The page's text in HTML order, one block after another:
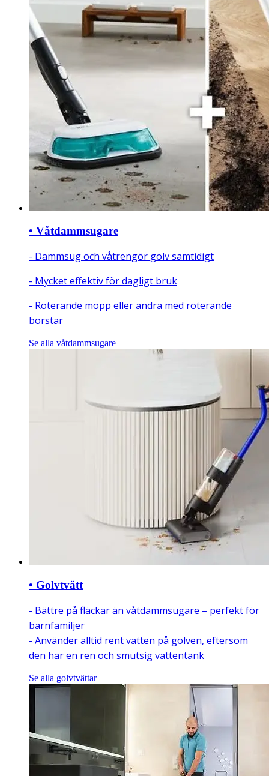
• Våtdammsugare
- Dammsug och våtrengör golv samtidigt
- Mycket effektiv för dagligt bruk
- Roterande mopp eller andra med roterande
borstar
Se alla våtdammsugare
• Golvtvätt
- Bättre på fläckar än våtdammsugare – perfekt för
barnfamiljer
- Använder alltid rent vatten på golven, eftersom
den har en ren och smutsig vattentank
Se alla golvtvättar